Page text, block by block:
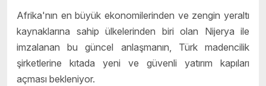
Afrika'nın en büyük ekonomilerinden ve zengin yeraltı
kaynaklarına sahip ülkelerinden biri olan Nijerya ile
imzalanan bu güncel anlaşmanın, Türk madencilik
şirketlerine kıtada yeni ve güvenli yatırım kapıları
açması bekleniyor.